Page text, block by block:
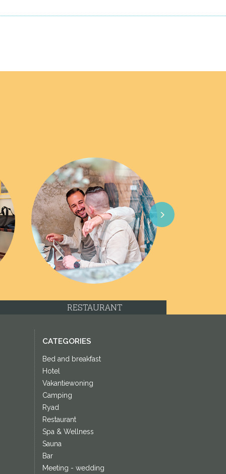
Next
RESTAURANT
CATEGORIES
Bed and breakfast
Hotel
Vakantiewoning
Camping
Ryad
Restaurant
Spa & Wellness
Sauna
Bar
Meeting - wedding